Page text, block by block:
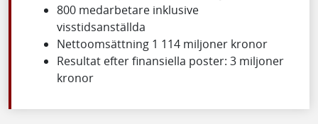
800 medarbetare inklusive
visstidsanställda
Nettoomsättning 1 114 miljoner kronor
Resultat efter finansiella poster: 3 miljoner
kronor